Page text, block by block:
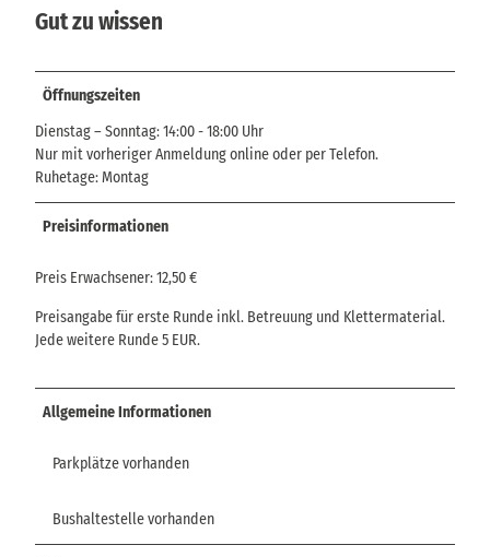
Gut zu wissen
Öffnungszeiten
Dienstag – Sonntag: 14:00 - 18:00 Uhr
Nur mit vorheriger Anmeldung online oder per Telefon.
Ruhetage: Montag
Preisinformationen
Preis Erwachsener: 12,50 €
Preisangabe für erste Runde inkl. Betreuung und Klettermaterial.
Jede weitere Runde 5 EUR.
Allgemeine Informationen
Parkplätze vorhanden
Bushaltestelle vorhanden